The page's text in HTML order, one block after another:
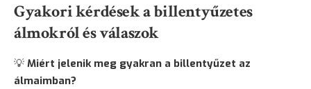
Gyakori kérdések a billentyűzetes
álmokról és válaszok
💡 Miért jelenik meg gyakran a billentyűzet az
álmaimban?